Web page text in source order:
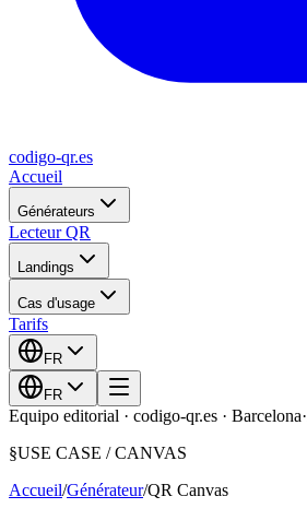
codigo-qr.es
Accueil
Générateurs
Lecteur QR
Landings
Cas d'usage
Tarifs
FR
FR
Equipo editorial · codigo-qr.es · Barcelona·
§USE CASE /CANVAS
Accueil/Générateur/QR Canvas